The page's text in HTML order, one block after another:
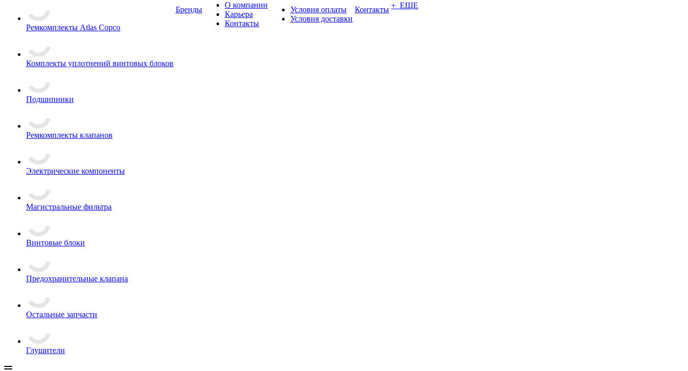
Ремкомплекты Atlas Copco
Комплекты уплотнений винтовых блоков
Подшипники
Ремкомплекты клапанов
Электрические компоненты
Магистральные фильтра
Винтовые блоки
Предохранительные клапана
Остальные запчасти
Глушители
Бренды
О компании
Карьера
Контакты
Условия оплаты
Условия доставки
Контакты + ЕЩЕ